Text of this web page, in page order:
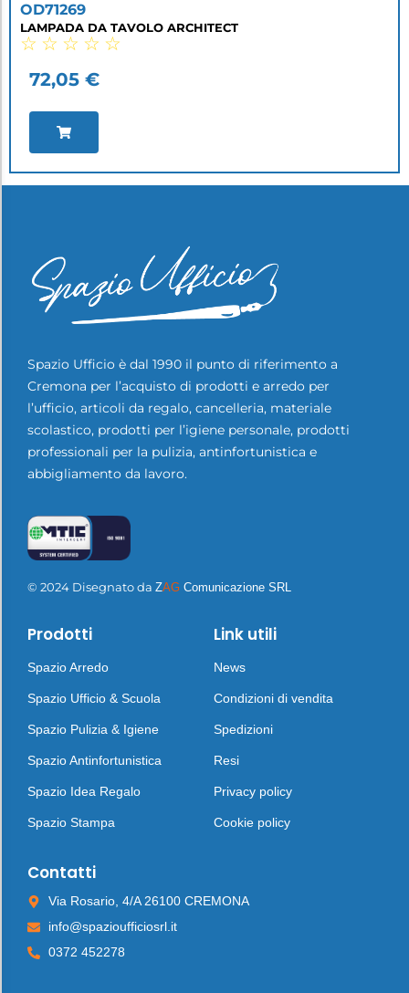
OD71269
LAMPADA DA TAVOLO ARCHITECT
☆ ☆ ☆ ☆ ☆
72,05 €
Spazio Ufficio è dal 1990 il punto di riferimento a
Cremona per l’acquisto di prodotti e arredo per
l’ufficio, articoli da regalo, cancelleria, materiale
scolastico, prodotti per l’igiene personale, prodotti
professionali per la pulizia, antinfortunistica e
abbigliamento da lavoro.
© 2024 Disegnato da ZAG Comunicazione SRL
Prodotti
Spazio Arredo
Spazio Ufficio & Scuola
Spazio Pulizia & Igiene
Spazio Antinfortunistica
Spazio Idea Regalo
Spazio Stampa
Link utili
News
Condizioni di vendita
Spedizioni
Resi
Privacy policy
Cookie policy
Contatti
Via Rosario, 4/A 26100 CREMONA
info@spazioufficiosrl.it
0372 452278